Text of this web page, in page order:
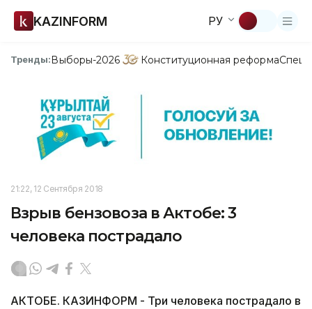
KAZINFORM РУ
Тренды:Выборы-2026 Конституционная реформа
21:22, 12 Сентября 2018
Взрыв бензовоза в Актобе: 3
человека пострадало
АКТОБЕ. КАЗИНФОРМ - Три человека пострадало в